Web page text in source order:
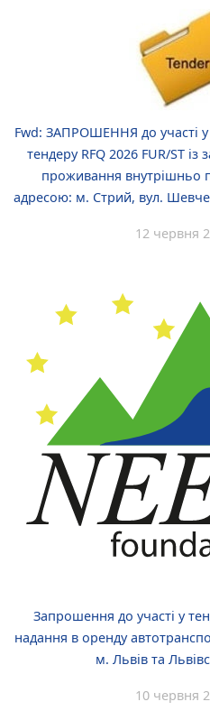
Fwd: ЗАПРОШЕННЯ до участі у
тендеру RFQ 2026 FUR/ST із
проживання внутрішньо
адресою: м. Стрий, вул.
12 червня
Запрошення до участі у
надання в оренду
м. Львів та
10 червня